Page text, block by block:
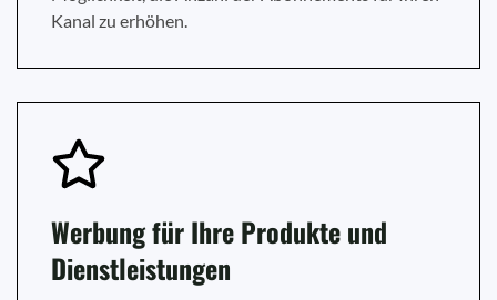
Kanal zu erhöhen.
Werbung für Ihre Produkte und
Dienstleistungen